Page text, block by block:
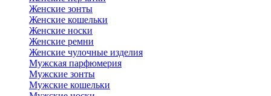
Женские зонты
Женские кошельки
Женские носки
Женские ремни
Женские чулочные изделия
Мужская парфюмерия
Мужские зонты
Мужские кошельки